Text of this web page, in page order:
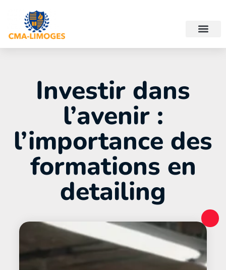
Investir dans
l’avenir :
l’importance des
formations en
detailing